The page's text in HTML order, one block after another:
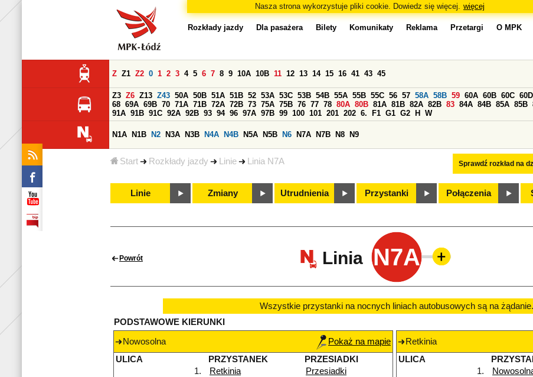
Nasza strona wykorzystuje pliki cookie. Dowiedz się więcej. więcej
Start Rozkłady jazdy Linie Linia N7A
Rozkłady jazdy Dla pasażera Bilety Komunikaty Reklama Przetargi O MPK
Sprawdź rozkład na
Z Z1 Z2 0 1 2 3 4 5 6 7 8 9 10A 10B 11 12 13 14 15 16 41 43 45
Z3 Z6 Z13 Z43 50A 50B 51A 51B 52 53A 53C 53B 54B 55A 55B 55C 56 57 58A 58B 59 60A 60B 60C 60D
68 69A 69B 70 71A 71B 72A 72B 73 75A 75B 76 77 78 80A 80B 81A 81B 82A 82B 83 84A 84B 85A 85B
91A 91B 91C 92A 92B 93 94 96 97A 97B 99 100 101 201 202 6. F1 G1 G2 H W
N1A N1B N2 N3A N3B N4A N4B N5A N5B N6 N7A N7B N8 N9
Linie Zmiany Utrudnienia Przystanki Połączenia
Powrót Linia N7A
Wszystkie przystanki na nocnych liniach autobusowych są na żądanie.
PODSTAWOWE KIERUNKI
Nowosolna
Pokaż na mapie
ULICA
PRZYSTANEK
PRZESIADKI
1.
Retkinia
Przesiadki
Retkinia
ULICA
1.